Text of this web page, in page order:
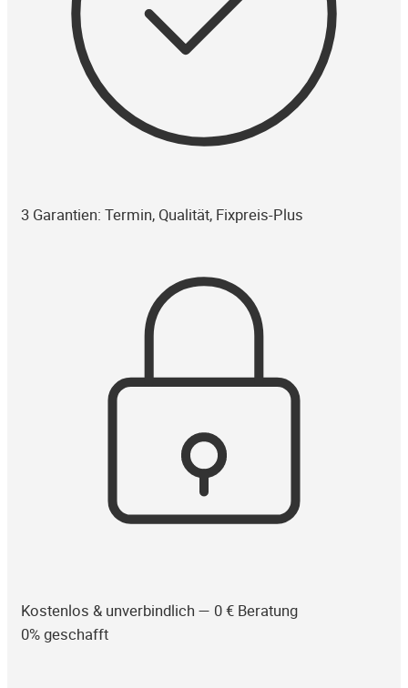
3 Garantien: Termin, Qualität, Fixpreis-Plus
Kostenlos & unverbindlich — 0 € Beratung
0% geschafft